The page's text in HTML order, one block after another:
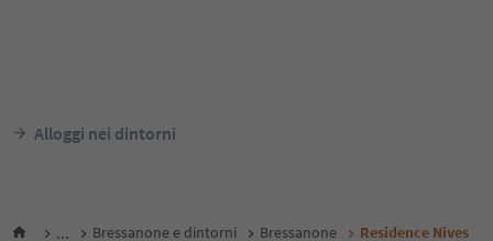
Alloggi nei dintorni
... Bressanone e dintorni Bressanone Residence Nives